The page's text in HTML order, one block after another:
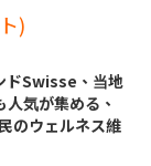
)
ドSwisse、当地
気が集める、
のウェルネス維